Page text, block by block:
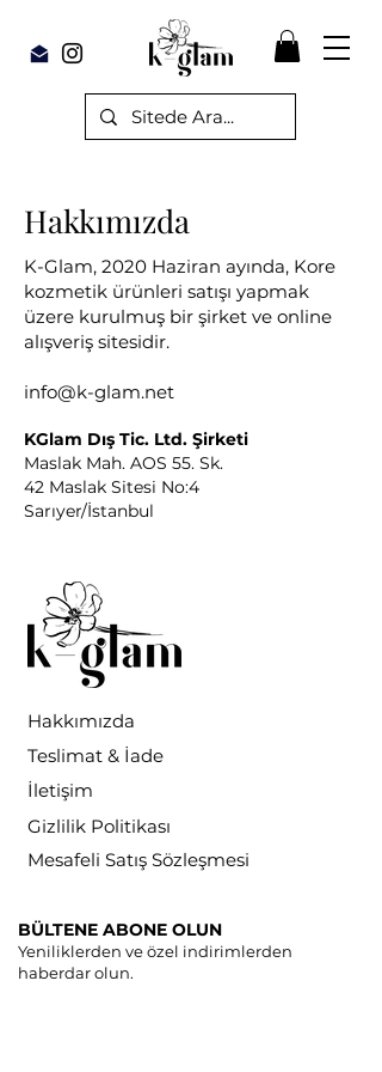
Hakkımızda
K-Glam, 2020 Haziran ayında, Kore
kozmetik ürünleri satışı yapmak
üzere kurulmuş bir şirket ve online
alışveriş sitesidir.
info@k-glam.net
KGlam Dış Tic. Ltd. Şirketi
Maslak Mah. AOS 55. Sk.
42 Maslak Sitesi No:4
Sarıyer/İstanbul
Hakkımızda
Teslimat & İade
İletişim
Gizlilik Politikası
Mesafeli Satış Sözleşmesi
BÜLTENE ABONE OLUN
Yeniliklerden ve özel indirimlerden
haberdar olun.